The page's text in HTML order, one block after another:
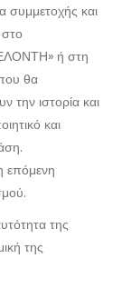
συμμετοχής και
ή στη
θα
την ιστορία και
και
επόμενη
της
της